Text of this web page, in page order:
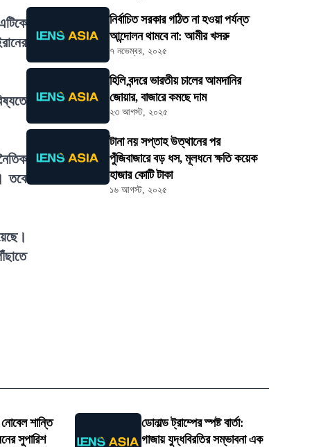
তবে
নির্বাচিত সরকার গঠিত না হওয়া পর্যন্ত
আন্দোলন থামবে না: আমীর খসরু
৭ নভেম্বর, ২০২৫
হিলি বন্দরে ভারতীয় চালের আমদানির
জোয়ার, বাজারে কমছে দাম
২৩ আগস্ট, ২০২৫
টানা নয় সপ্তাহ উত্থানের পর
পুঁজিবাজারে বড় ধস, মূলধনে ক্ষতি কয়েক
হাজার কোটি টাকা
১৬ আগস্ট, ২০২৫
শান্তি
সুপারিশ
ডোনাল্ড ট্রাম্পের স্পষ্ট বার্তা:
গাজায় যুদ্ধবিরতির সম্ভাবনা এক